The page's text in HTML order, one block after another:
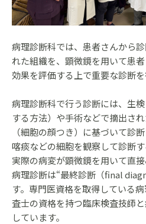
病理診断科では、患者さんから
れた組織を、顕微鏡を用いて患
効果を評価する上で重要な診断を
病理診断科で行う診断には、生
する方法）や手術などで摘出さ
（細胞の顔つき）に基づいて診
喀痰などの細胞を観察して診断
実際の病変が顕微鏡を用いて直
病理診断は“最終診断（final
す。専門医資格を取得している
査士の資格を持つ臨床検査技師
しています。